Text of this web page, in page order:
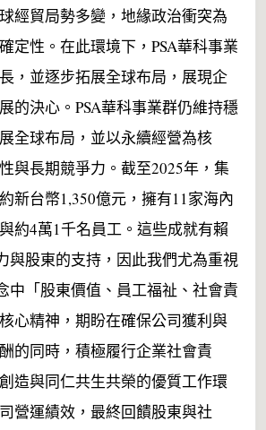
經貿局勢多變，地緣政治衝突為
定性。在此環境下，PSA華科事業
，並逐步拓展全球布局，展現企
的決心。PSA華科事業群仍維持穩
全球布局，並以永續經營為核
與長期競爭力。截至2025年，集
新台幣1,350億元，擁有11家海內
約4萬1千名員工。這些成就有賴
與股東的支持，因此我們尤為重視
中「股東價值、員工福祉、社會責
心精神，期盼在確保公司獲利與
的同時，積極履行企業社會責
造與同仁共生共榮的優質工作環
營運績效，最終回饋股東與社